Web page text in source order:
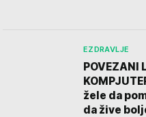
EZDRAVLJE
POVEZANI
žele da
da žive